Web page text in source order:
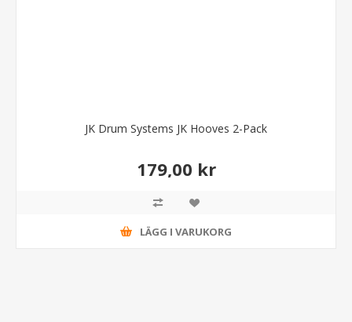
JK Drum Systems JK Hooves 2-Pack
179,00 kr
LÄGG I VARUKORG